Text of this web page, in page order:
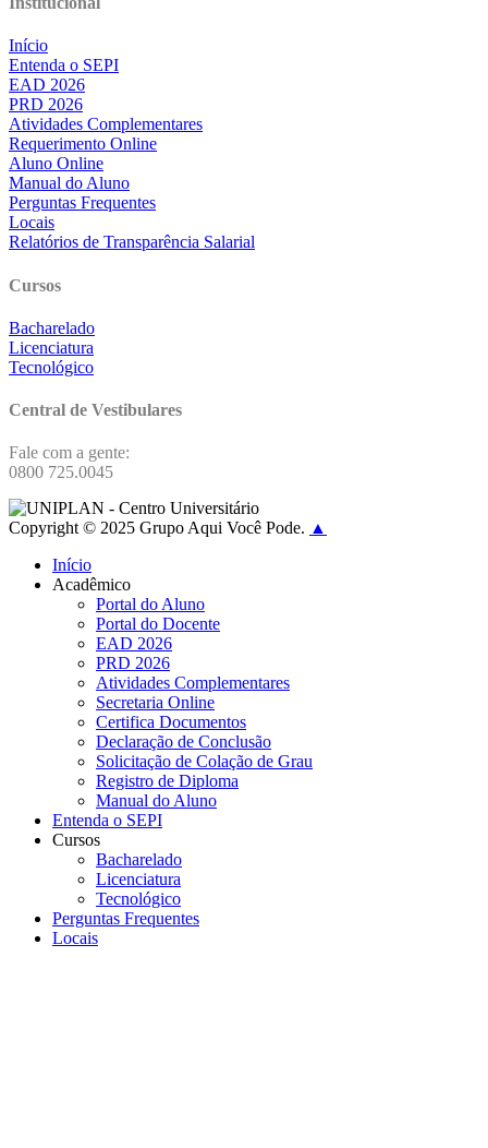
Início
Entenda o SEPI
EAD 2026
PRD 2026
Atividades Complementares
Requerimento Online
Aluno Online
Manual do Aluno
Perguntas Frequentes
Locais
Relatórios de Transparência Salarial
Cursos
Bacharelado
Licenciatura
Tecnológico
Central de Vestibulares
Fale com a gente:
0800 725.0045
Copyright © 2025 Grupo Aqui Você Pode. ▲
Início
Acadêmico
Portal do Aluno
Portal do Docente
EAD 2026
PRD 2026
Atividades Complementares
Secretaria Online
Certifica Documentos
Declaração de Conclusão
Solicitação de Colação de Grau
Registro de Diploma
Manual do Aluno
Entenda o SEPI
Cursos
Bacharelado
Licenciatura
Tecnológico
Perguntas Frequentes
Locais